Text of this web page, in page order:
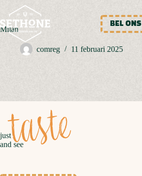
naar
de
inhoud
BEL ONS
Milan
comreg 11 februari 2025
justtaste
and see